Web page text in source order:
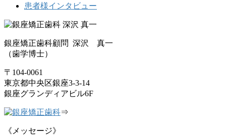
患者様インタビュー
銀座矯正歯科顧問 深沢 真一
（歯学博士）
〒104-0061
東京都中央区銀座3-3-14
銀座グランディアビル6F
⇒
《メッセージ》